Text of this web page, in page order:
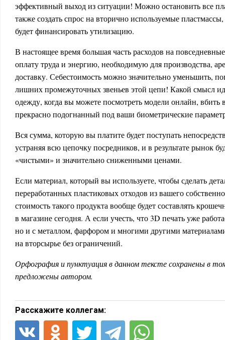
эффективный выход из ситуации! Можно остановить все
также создать спрос на вторично используемые
будет финансировать утилизацию.
В настоящее время большая часть расходов на
оплату труда и энергию, необходимую для производства,
доставку. Себестоимость можно значительно уменьшить,
лишних промежуточных звеньев этой цепи! Какой смысл
одежду, когда вы можете посмотреть модели онлайн, вбить
прекрасно подогнанный под ваши биометрические
Вся сумма, которую вы платите будет поступать
устраняя всю цепочку посредников, и в результате рынок
«чистыми» и значительно сниженными ценами.
Если материал, который вы используете, чтобы сделать
переработанных пластиковых отходов из вашего
стоимость такого продукта вообще будет составлять
в магазине сегодня. А если учесть, что 3D печать уже
но и с металлом, фарфором и многими другими
на вторсырье без ограничений.
Орфография и пунктуация в данном тексте сохранены в
предложены автором.
Расскажите коллегам: